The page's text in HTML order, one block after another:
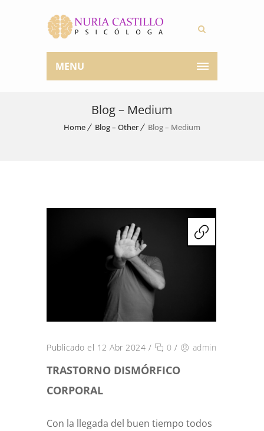
MENU
Blog – Medium
Home Blog – Other Blog – Medium
Publicado el 12 Abr 2024 / 0 / admin
TRASTORNO DISMÓRFICO
CORPORAL
Con la llegada del buen tiempo todos